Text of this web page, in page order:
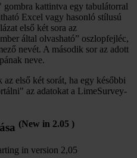
kattintva egy tabulátorral
Excel vagy hasonló stílusú
első két sora az
által olvasható” oszlopfejléc,
nevét. A második sor az adott
neve.
az első két sorát, ha egy későbbi
az adatokat a LimeSurvey-
(New in 2.05 )
in version 2,05